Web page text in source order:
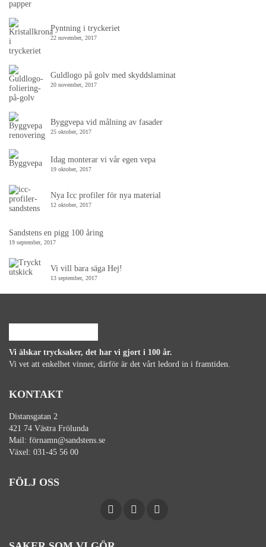
Pyntning i tryckeriet
22 november, 2017
Guldlogo på golv med skyddslaminat
20 november, 2017
Byggvepa vid målning av fasader
25 oktober, 2017
Idag monterar vi vår egen vepa
19 oktober, 2017
Nya Icc profiler för nya material
12 oktober, 2017
Sandstens en pigg 100 åring
19 september, 2017
Vi vill bara säga Hej!
13 september, 2017
Vi älskar trycksaker, det har vi gjort i 100 år.
Vi vet att enkelhet vinner, därför är det vårt ledord in i framtiden.
KONTAKT
Distansgatan 2
421 74 Västra Frölunda
Mail: förnamn@sandstens.se
Växel: 031-45 56 00
FÖLJ OSS